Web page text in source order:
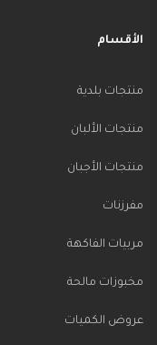
الأقسام
منتجات بلدية
منتجات الألبان
منتجات الأجبان
مفرزنات
مربيات الفاكهة
مخبوزات مالحة
عروض الكميات